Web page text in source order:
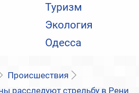
Туризм
Экология
Одесса
Происшествия
расследуют стрельбу в Рени